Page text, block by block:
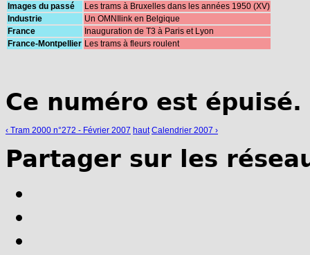
Images du passé
Les trams à Bruxelles dans les années 1950 (XV)
Industrie
Un OMNIlink en Belgique
France
Inauguration de T3 à Paris et Lyon
France-Montpellier Les trams à fleurs roulent
Ce numéro est épuisé.
‹ Tram 2000 n°272 - Février 2007 haut Calendrier 2007 ›
Partager sur les